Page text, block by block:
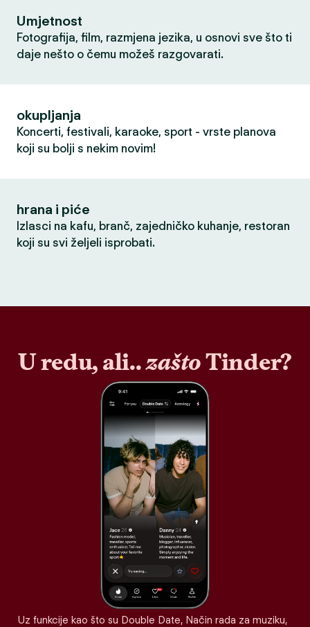
Umjetnost
Fotografija, film, razmjena jezika, u osnovi sve što ti
daje nešto o čemu možeš razgovarati.
okupljanja
Koncerti, festivali, karaoke, sport - vrste planova
koji su bolji s nekim novim!
hrana i piće
Izlasci na kafu, branč, zajedničko kuhanje, restoran
koji su svi željeli isprobati.
U redu, ali..zaštoTinder?
Uz funkcije kao što su Double Date, Način rada za muziku,